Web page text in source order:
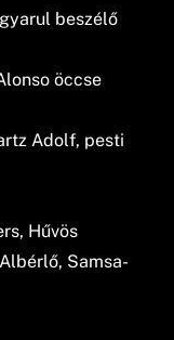
beszélő
öccse
Adolf, pesti
Hűvös
Samsa-